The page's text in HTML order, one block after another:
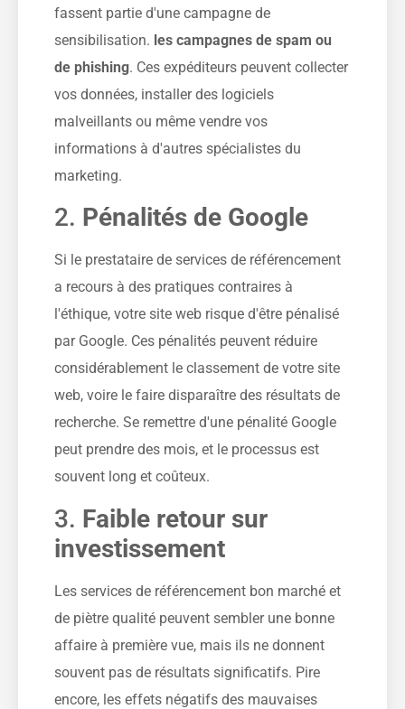
fassent partie d'une campagne de
sensibilisation. les campagnes de spam ou
de phishing. Ces expéditeurs peuvent collecter
vos données, installer des logiciels
malveillants ou même vendre vos
informations à d'autres spécialistes du
marketing.
2. Pénalités de Google
Si le prestataire de services de référencement
a recours à des pratiques contraires à
l'éthique, votre site web risque d'être pénalisé
par Google. Ces pénalités peuvent réduire
considérablement le classement de votre site
web, voire le faire disparaître des résultats de
recherche. Se remettre d'une pénalité Google
peut prendre des mois, et le processus est
souvent long et coûteux.
3. Faible retour sur
investissement
Les services de référencement bon marché et
de piètre qualité peuvent sembler une bonne
affaire à première vue, mais ils ne donnent
souvent pas de résultats significatifs. Pire
encore, les effets négatifs des mauvaises